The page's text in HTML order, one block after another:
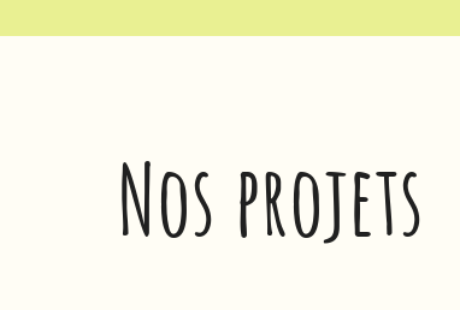
Nos projets